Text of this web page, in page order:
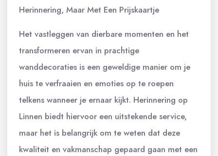
Herinnering, Maar Met Een Prijskaartje
Het vastleggen van dierbare momenten en het
transformeren ervan in prachtige
wanddecoraties is een geweldige manier om je
huis te verfraaien en emoties op te roepen
telkens wanneer je ernaar kijkt. Herinnering op
Linnen biedt hiervoor een uitstekende service,
maar het is belangrijk om te weten dat deze
kwaliteit en vakmanschap gepaard gaan met een